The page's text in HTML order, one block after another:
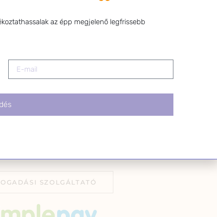
SZOLGÁLTATÓ
az épp megjelenő legfrissebb